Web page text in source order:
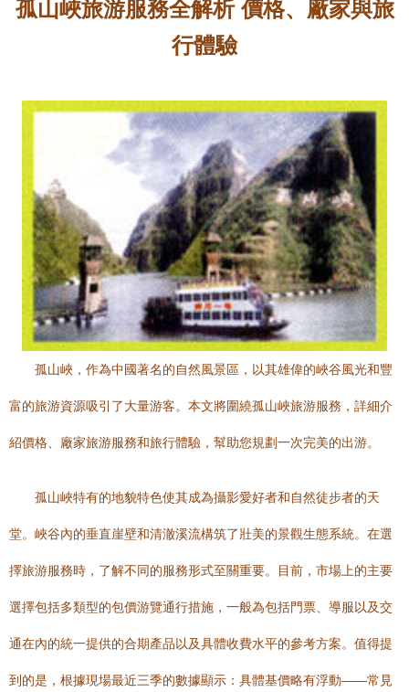
孤山峽旅游服務全解析 價格、廠家與旅
行體驗
孤山峽，作為中國著名的自然風景區，以其雄偉的峽谷風光和豐
富的旅游資源吸引了大量游客。本文將圍繞孤山峽旅游服務，詳細介
紹價格、廠家旅游服務和旅行體驗，幫助您規劃一次完美的出游。
孤山峽特有的地貌特色使其成為攝影愛好者和自然徒步者的天
堂。峽谷內的垂直崖壁和清澈溪流構筑了壯美的景觀生態系統。在選
擇旅游服務時，了解不同的服務形式至關重要。目前，市場上的主要
選擇包括多類型的包價游覽通行措施，一般為包括門票、導服以及交
通在內的統一提供的合期產品以及具體收費水平的參考方案。值得提
到的是，根據現場最近三季的數據顯示：具體基價略有浮動——常見